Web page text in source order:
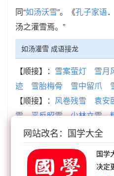
同“如汤沃雪”。《孔子家语
汤之灌雪焉。”
如汤灌雪 成语接龙
【顺接】： 雪案萤灯 雪月
迹
雪胎梅骨 雪中留爪
【顺接】： 风卷残雪 袁安
雪
平反昭雪 少林立雪
【逆接】：禽兽不如 犊鼻
运转自如 自愧弗如
【逆接】： 如天之福 如簧
网站改名：国学大全
国学
决定